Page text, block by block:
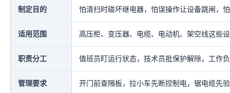
制定目的 怕清扫时碰坏继电器，怕误操作让设备跳闸，
适用范围 高压柜、变压器、电缆、电动机、架空线这些
职责分工 值班员盯运行状态，技术员批保护解除，工作
管理要求 开门前查隔板，拉小车先断控制电，锯电缆先